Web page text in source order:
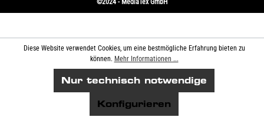
©2024 - MediaTex GmbH
Diese Website verwendet Cookies, um eine bestmögliche Erfahrung bieten zu
können. Mehr Informationen ...
Nur technisch notwendige
Konfigurieren